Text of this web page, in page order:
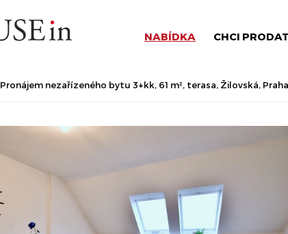
NABÍDKA CHCI PRODAT
Pronájem nezařízeného bytu 3+kk, 61 m², terasa, Žilovská,